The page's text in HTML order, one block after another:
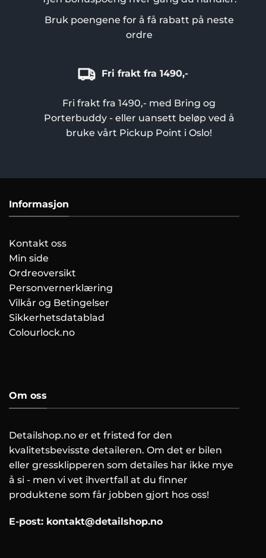
Bruk poengene for å få rabatt på neste
ordre
Fri frakt fra 1490,-
Fri frakt fra 1490,- med Bring og
Porterbuddy - eller uansett beløp ved å
bruke vårt Pickup Point i Oslo!
Informasjon
Kontakt oss
Min side
Ordreoversikt
Personvernerklæring
Vilkår og Betingelser
Sikkerhetsdatablad
Colourlock.no
Om oss
Detailshop.no er et fristed for den
kvalitetsbevisste detaileren. Om det er bilen
eller gressklipperen som detailes har ikke mye
å si - men vi vet ihvertfall at du finner
produktene som får jobben gjort hos oss!
E-post: kontakt@detailshop.no